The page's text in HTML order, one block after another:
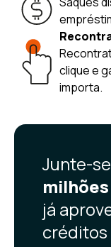
clique e
importa.
Junte-
já
créditos